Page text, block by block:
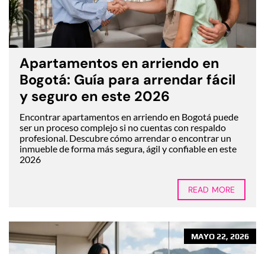
Apartamentos en arriendo en
Bogotá: Guía para arrendar fácil
y seguro en este 2026
Encontrar apartamentos en arriendo en Bogotá puede
ser un proceso complejo si no cuentas con respaldo
profesional. Descubre cómo arrendar o encontrar un
inmueble de forma más segura, ágil y confiable en este
2026
READ MORE
MAYO 22, 2026